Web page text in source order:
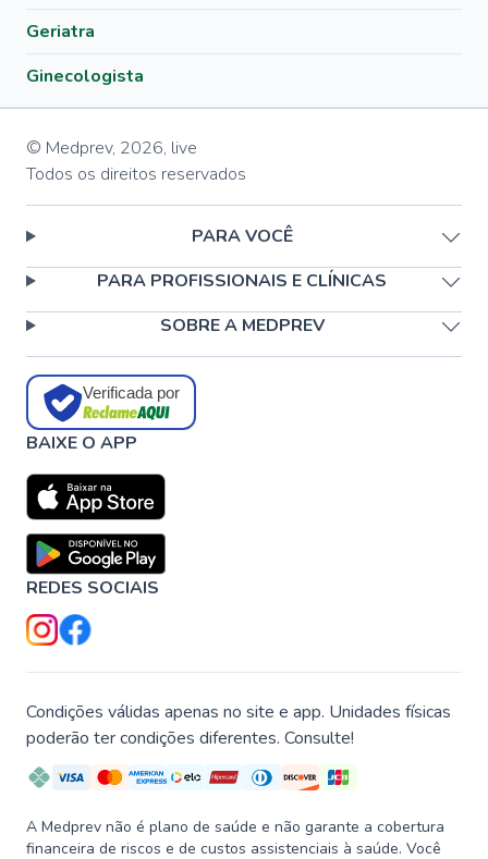
Geriatra
Ginecologista
© Medprev, 2026, live
Todos os direitos reservados
PARA VOCÊ
PARA PROFISSIONAIS E CLÍNICAS
SOBRE A MEDPREV
Verificada por
BAIXE O APP
REDES SOCIAIS
Condições válidas apenas no site e app. Unidades físicas
poderão ter condições diferentes. Consulte!
A Medprev não é plano de saúde e não garante a cobertura
financeira de riscos e de custos assistenciais à saúde. Você